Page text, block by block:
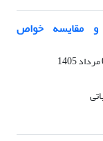
و مقایسه خواص